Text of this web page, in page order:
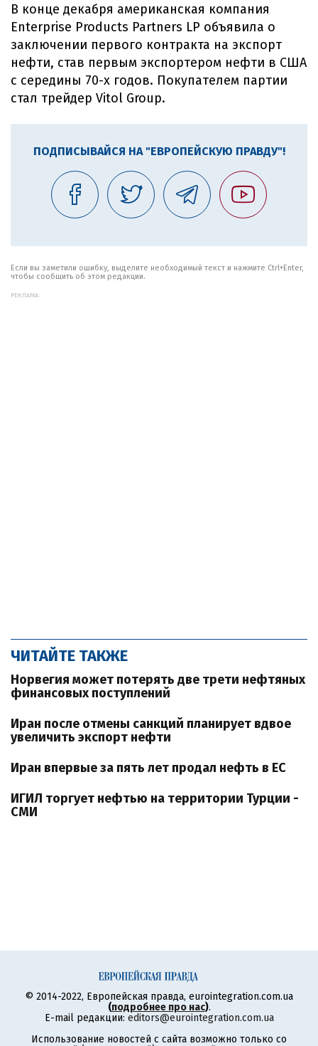
В конце декабря американская компания
Enterprise Products Partners LP объявила о
заключении первого контракта на экспорт
нефти, став первым экспортером нефти в США
с середины 70-х годов. Покупателем партии
стал трейдер Vitol Group.
ПОДПИСЫВАЙСЯ НА "ЕВРОПЕЙСКУЮ ПРАВДУ"!
Если вы заметили ошибку, выделите необходимый текст и нажмите Ctrl+Enter,
чтобы сообщить об этом редакции.
РЕКЛАМА:
ЧИТАЙТЕ ТАКЖЕ
Норвегия может потерять две трети нефтяных
финансовых поступлений
Иран после отмены санкций планирует вдвое
увеличить экспорт нефти
Иран впервые за пять лет продал нефть в ЕС
ИГИЛ торгует нефтью на территории Турции -
СМИ
© 2014-2022, Европейская правда, eurointegration.com.ua
(подробнее про нас).
E-mail редакции: editors@eurointegration.com.ua
Использование новостей с сайта возможно только со